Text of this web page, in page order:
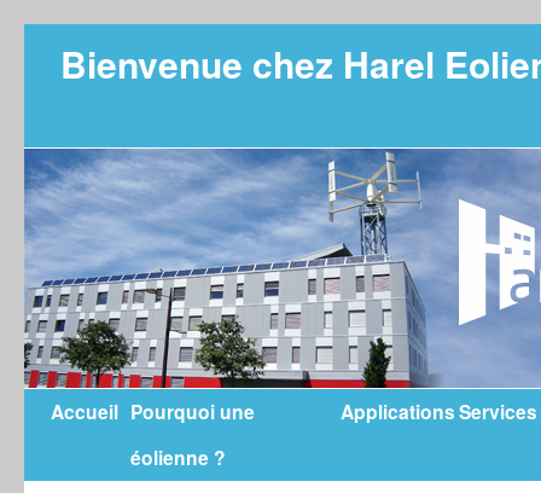
Bienvenue chez Harel
Accueil Pourquoi une
éolienne ?
ApplicationsServices